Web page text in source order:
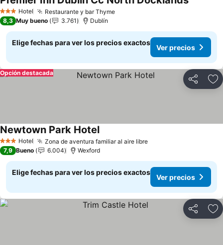
3 Estrellas
Hotel Restaurante y bar ThymeVer precios
Ver
8,3 Muy bueno 3.761 Dublín
Elige fechas para ver los precios exactos
Ver precios
Compartir
Opción destacada
3 Estrellas
Hotel Zona de aventura familiar al aire libreVer precios
Newtown Park HotelVer precios
7,9 Bueno 6.004 Wexford
Elige fechas para ver los precios exactos
Ver precios
Compartir